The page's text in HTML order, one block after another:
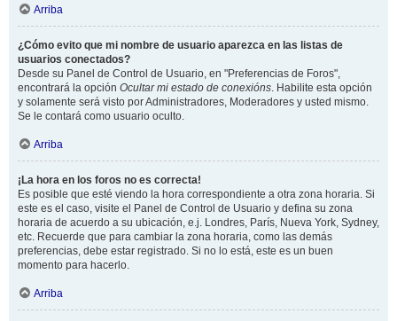
Arriba
¿Cómo evito que mi nombre de usuario aparezca en las listas de
usuarios conectados?
Desde su Panel de Control de Usuario, en "Preferencias de Foros",
encontrará la opción Ocultar mi estado de conexións. Habilite esta opción
y solamente será visto por Administradores, Moderadores y usted mismo.
Se le contará como usuario oculto.
Arriba
¡La hora en los foros no es correcta!
Es posible que esté viendo la hora correspondiente a otra zona horaria. Si
este es el caso, visite el Panel de Control de Usuario y defina su zona
horaria de acuerdo a su ubicación, e.j. Londres, París, Nueva York, Sydney,
etc. Recuerde que para cambiar la zona horaria, como las demás
preferencias, debe estar registrado. Si no lo está, este es un buen
momento para hacerlo.
Arriba